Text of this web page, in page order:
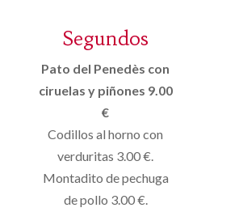
Segundos
Pato del Penedès con
ciruelas y piñones 9.00
€
Codillos al horno con
verduritas 3.00 €.
Montadito de pechuga
de pollo 3.00 €.